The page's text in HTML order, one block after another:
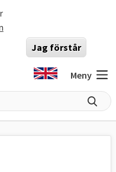
Jag förstår
Meny